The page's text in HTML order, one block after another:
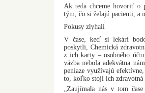
Ak teda chceme hovoriť o
tým, čo si želajú pacienti, a
Pokusy zlyhali
V čase, keď si lekári
poskytli, Chemická
z ich karty – osobného
väzba nebola adekvátna
peniaze využívajú
to, koľko stojí ich zdravotná
„Zaujímala nás v tom